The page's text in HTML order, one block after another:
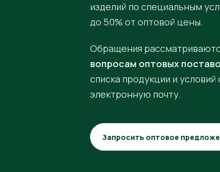
изделий по специальным
до 50% от оптовой цены.
Обращения
вопросам оптовых
списка продукции и
электронную почту.
Запросить оптовое